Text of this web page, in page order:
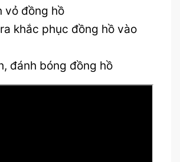
vỏ đồng hồ
khắc phục đồng hồ vào
đánh bóng đồng hồ